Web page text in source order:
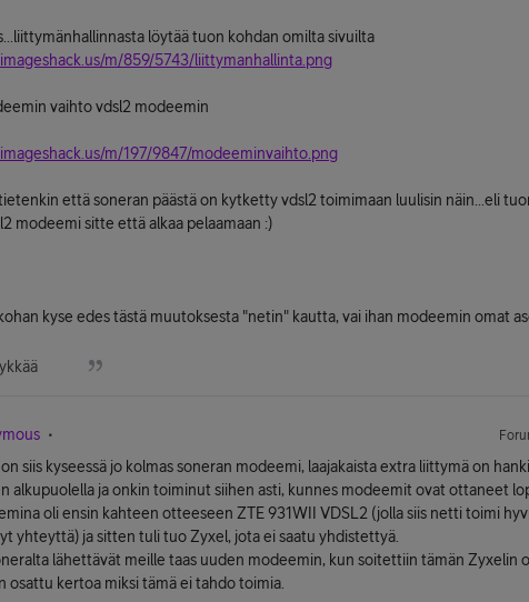
löytää tuon kohdan omilta sivuilta
m/859/5743/liittymanhallinta.png
vaihto vdsl2 modeemin
m/197/9847/modeeminvaihto.png
että soneran päästä on kytketty vdsl2 toimimaan luulisin näin...eli
modeemi sitte että alkaa pelaamaan :)
kyse edes tästä muutoksesta "netin" kautta, vai ihan modeemin omat
siis kyseessä jo kolmas soneran modeemi, laajakaista extra liittymä on
alkupuolella ja onkin toiminut siihen asti, kunnes modeemit ovat ottaneet
oli ensin kahteen otteeseen ZTE 931WII VDSL2 (jolla siis netti toimi
yhteyttä) ja sitten tuli tuo Zyxel, jota ei saatu yhdistettyä.
lähettävät meille taas uuden modeemin, kun soitettiin tämän Zyxelin
osattu kertoa miksi tämä ei tahdo toimia.